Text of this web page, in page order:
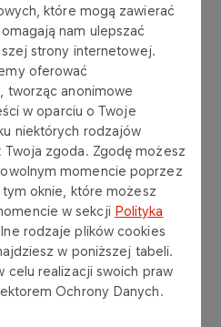
które mogą zawierać
nam ulepszać
strony internetowej.
oferować
tworząc anonimowe
w oparciu o Twoje
niektórych rodzajów
Twoja zgoda. Zgodę możesz
momencie poprzez
oknie, które możesz
w sekcji Polityka
rodzaje plików cookies
w poniższej tabeli.
celu realizacji swoich praw
Ochrony Danych.
z innym
paliw
dystrybutorów różnych
umożliwiające
stacją paliw
operacyjnym
możliwości komunikacji